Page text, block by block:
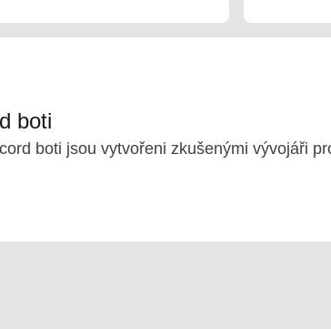
boti
boti jsou vytvořeni zkušenými vývojáři